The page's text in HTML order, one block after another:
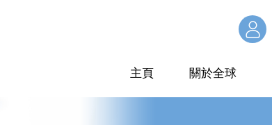
主頁 關於全球